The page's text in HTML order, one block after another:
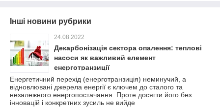
Інші новини рубрики
24.08.2022
Декарбонізація сектора опалення: теплові
насоси як важливий елемент
енерготранзиції
Енергетичний перехід (енерготранзиція) неминучий, а
відновлювані джерела енергії є ключем до сталого та
незалежного енергопостачання. Проте досягти його без
інновацій і конкретних зусиль не вийде